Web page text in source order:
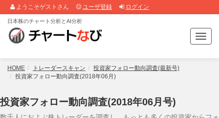
ようこそゲストさん ユーザ登録 ログイン
T
o
g
v
日本株のチャート分析とAI分析
HOME トレーダースキャン
投資家フォロー動向調査(最新号)
投資家フォロー動向調査(2018年06月)
投資家フォロー動向調査(2018年06月号)